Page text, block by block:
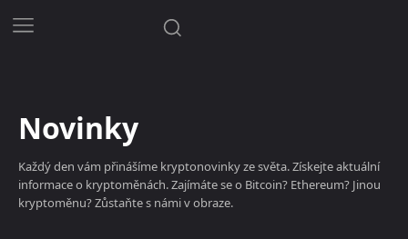
Novinky
Každý den vám přinášíme kryptonovinky ze světa. Získejte aktuální
informace o kryptoměnách. Zajímáte se o Bitcoin? Ethereum? Jinou
kryptoměnu? Zůstaňte s námi v obraze.